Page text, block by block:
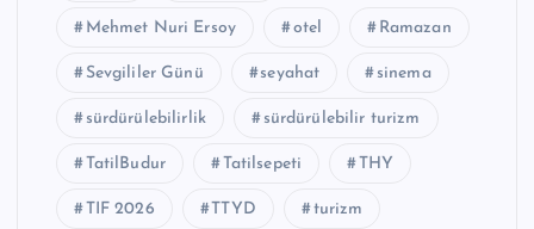
Mehmet Nuri Ersoy otel Ramazan
Sevgililer Günü seyahat sinema
sürdürülebilirlik sürdürülebilir turizm
TatilBudur Tatilsepeti THY
TIF 2026 TTYD turizm